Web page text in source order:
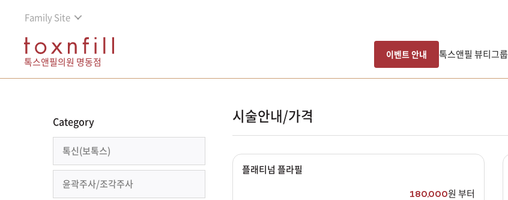
Family Site
톡스앤필의원 명동점
이벤트 안내 톡스앤필 뷰티그룹
Category
톡신(보톡스)
윤곽주사/조각주사
시술안내/가격
플래티넘 플라필
180,000원 부터